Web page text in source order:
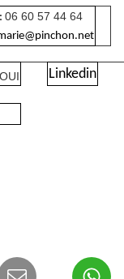
06 60 57 44 64
OUI Linkedin